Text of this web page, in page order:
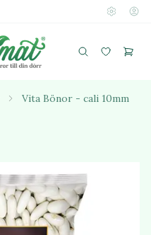
Vita Bönor - cali 10mm